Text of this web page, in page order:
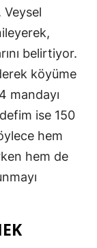
Hakkari
Veysel
belirtiyor.
köyüme
mandayı
ise 150
hem
hem de